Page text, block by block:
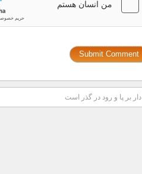
دار بر پا و رود در گذر است